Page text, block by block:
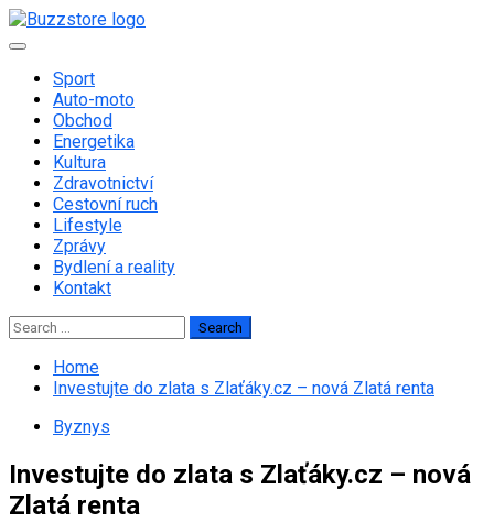
Skip
to
Primary
Sport
Auto-moto
Obchod
Energetika
Kultura
Zdravotnictví
Cestovní ruch
Lifestyle
Zprávy
Bydlení a reality
Kontakt
Search
for:
Home
Investujte do zlata s Zlaťáky.cz – nová Zlatá renta
Byznys
Investujte do zlata s Zlaťáky.cz – nová
Zlatá renta